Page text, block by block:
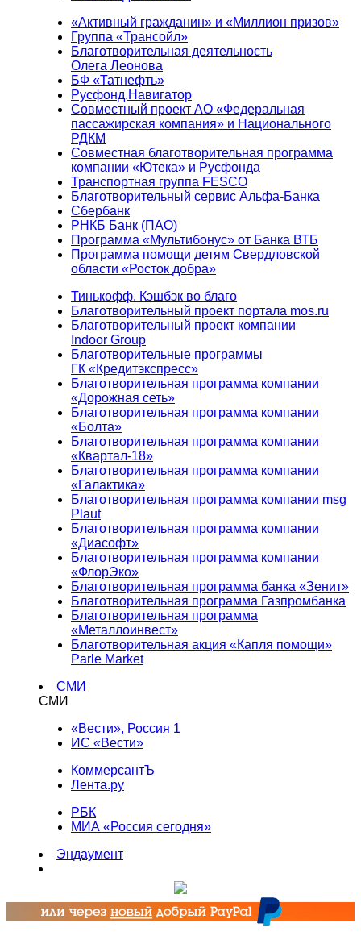
«Активный гражданин» и «Миллион призов»
Группа «Трансойл»
Благотворительная деятельность
Олега Леонова
БФ «Татнефть»
Русфонд.Навигатор
Совместный проект АО «Федеральная
пассажирская компания» и Национального
РДКМ
Совместная благотворительная программа
компании «Ютека» и Русфонда
Транспортная группа FESCO
Благотворительный сервис Альфа-Банка
Сбербанк
РНКБ Банк (ПАО)
Программа «Мультибонус» от Банка ВТБ
Программа помощи детям Свердловской
области «Росток добра»
Тинькофф. Кэшбэк во благо
Благотворительный проект портала mos.ru
Благотворительный проект компании
Indoor Group
Благотворительные программы
ГК «Кредитэкспресс»
Благотворительная программа компании
«Дорожная сеть»
Благотворительная программа компании
«Болта»
Благотворительная программа компании
«Квартал-18»
Благотворительная программа компании
«Галактика»
Благотворительная программа компании msg
Plaut
Благотворительная программа компании
«Диасофт»
Благотворительная программа компании
«ФлорЭко»
Благотворительная программа банка «Зенит»
Благотворительная программа Газпромбанка
Благотворительная программа
«Металлоинвест»
Благотворительная акция «Капля помощи»
Parle Market
СМИ
СМИ
«Вести», Россия 1
ИС «Вести»
КоммерсантЪ
Лента.ру
РБК
МИА «Россия сегодня»
Эндаумент